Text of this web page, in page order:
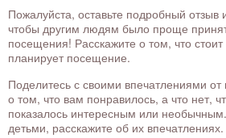
Пожалуйста, оставьте подробный отзыв
чтобы другим людям было проще
посещения! Расскажите о том, что стоит
планирует посещение.
Поделитесь с своими впечатлениями
о том, что вам понравилось, а что нет,
показалось интересным или
детьми, расскажите об их впечатлениях.